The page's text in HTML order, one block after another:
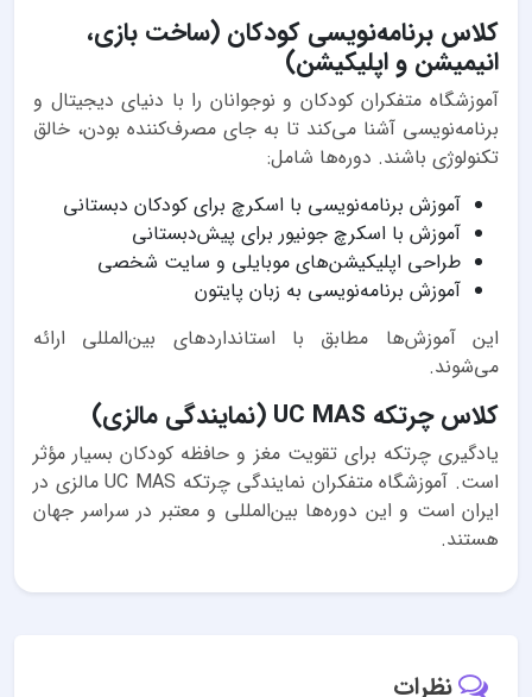
کلاس برنامه‌نویسی کودکان (ساخت بازی،
انیمیشن و اپلیکیشن)
آموزشگاه متفکران کودکان و نوجوانان را با دنیای دیجیتال و
برنامه‌نویسی آشنا می‌کند تا به جای مصرف‌کننده بودن، خالق
تکنولوژی باشند. دوره‌ها شامل:
آموزش برنامه‌نویسی با اسکرچ برای کودکان دبستانی
آموزش با اسکرچ جونیور برای پیش‌دبستانی
طراحی اپلیکیشن‌های موبایلی و سایت شخصی
آموزش برنامه‌نویسی به زبان پایتون
این آموزش‌ها مطابق با استانداردهای بین‌المللی ارائه
می‌شوند.
کلاس چرتکه UC MAS (نمایندگی مالزی)
یادگیری چرتکه برای تقویت مغز و حافظه کودکان بسیار مؤثر
است. آموزشگاه متفکران نمایندگی چرتکه UC MAS مالزی در
ایران است و این دوره‌ها بین‌المللی و معتبر در سراسر جهان
هستند.
نظرات